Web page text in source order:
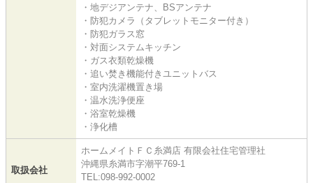
・地デジアンテナ、BSアンテナ
・防犯カメラ（タブレットモニター付き）
・防犯ガラス窓
・対面システムキッチン
・ガス衣類乾燥機
・追い焚き機能付きユニットバス
・室内洗濯機置き場
・温水洗浄便座
・浴室乾燥機
・浄化槽
取扱会社
ホームメイトＦＣ糸満店 有限会社住宅管理社
沖縄県糸満市字潮平769-1
TEL:098-992-0002